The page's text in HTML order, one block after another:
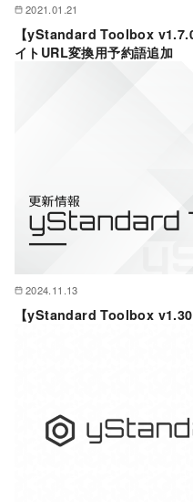
2021.01.21
【yStandard Toolbox
イトURL変換用予約語追加
2024.11.13
【yStandard Toolbox